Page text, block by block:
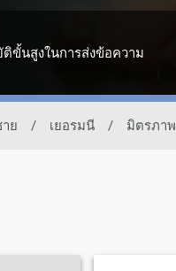
ขั้นสูงในการส่งข้อความ
ย / เยอรมนี / มิตรภาพ